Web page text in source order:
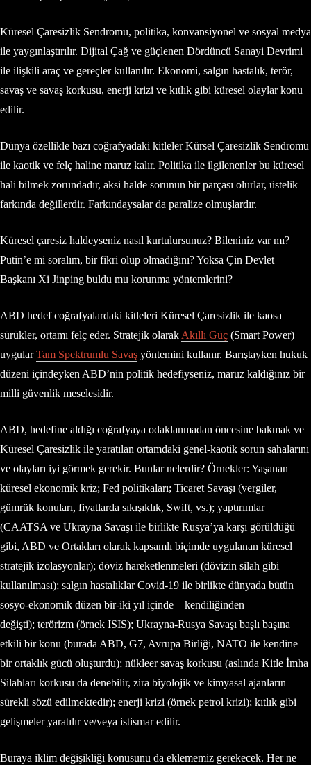
Küresel Çaresizlik Sendromu, politika, konvansiyonel ve sosyal medya
ile yaygınlaştırılır. Dijital Çağ ve güçlenen Dördüncü Sanayi Devrimi
ile ilişkili araç ve gereçler kullanılır. Ekonomi, salgın hastalık, terör,
savaş ve savaş korkusu, enerji krizi ve kıtlık gibi küresel olaylar konu
edilir.
Dünya özellikle bazı coğrafyadaki kitleler Kürsel Çaresizlik Sendromu
ile kaotik ve felç haline maruz kalır. Politika ile ilgilenenler bu küresel
hali bilmek zorundadır, aksi halde sorunun bir parçası olurlar, üstelik
farkında değillerdir. Farkındaysalar da paralize olmuşlardır.
Küresel çaresiz haldeyseniz nasıl kurtulursunuz? Bileniniz var mı?
Putin’e mi soralım, bir fikri olup olmadığını? Yoksa Çin Devlet
Başkanı Xi Jinping buldu mu korunma yöntemlerini?
ABD hedef coğrafyalardaki kitleleri Küresel Çaresizlik ile kaosa
sürükler, ortamı felç eder. Stratejik olarak Akıllı Güç (Smart Power)
uygularTam Spektrumlu Savaş yöntemini kullanır. Barıştayken hukuk
düzeni içindeyken ABD’nin politik hedefiyseniz, maruz kaldığınız bir
milli güvenlik meselesidir.
ABD, hedefine aldığı coğrafyaya odaklanmadan öncesine bakmak ve
Küresel Çaresizlik ile yaratılan ortamdaki genel-kaotik sorun sahalarını
ve olayları iyi görmek gerekir. Bunlar nelerdir? Örnekler: Yaşanan
küresel ekonomik kriz; Fed politikaları; Ticaret Savaşı (vergiler,
gümrük konuları, fiyatlarda sıkışıklık, Swift, vs.); yaptırımlar
(CAATSA ve Ukrayna Savaşı ile birlikte Rusya’ya karşı görüldüğü
gibi, ABD ve Ortakları olarak kapsamlı biçimde uygulanan küresel
stratejik izolasyonlar); döviz hareketlenmeleri (dövizin silah gibi
kullanılması); salgın hastalıklar Covid-19 ile birlikte dünyada bütün
sosyo-ekonomik düzen bir-iki yıl içinde – kendiliğinden –
değişti); terörizm (örnek ISIS); Ukrayna-Rusya Savaşı başlı başına
etkili bir konu (burada ABD, G7, Avrupa Birliği, NATO ile kendine
bir ortaklık gücü oluşturdu); nükleer savaş korkusu (aslında Kitle İmha
Silahları korkusu da denebilir, zira biyolojik ve kimyasal ajanların
sürekli sözü edilmektedir); enerji krizi (örnek petrol krizi); kıtlık gibi
gelişmeler yaratılır ve/veya istismar edilir.
Buraya iklim değişikliği konusunu da eklememiz gerekecek. Her ne